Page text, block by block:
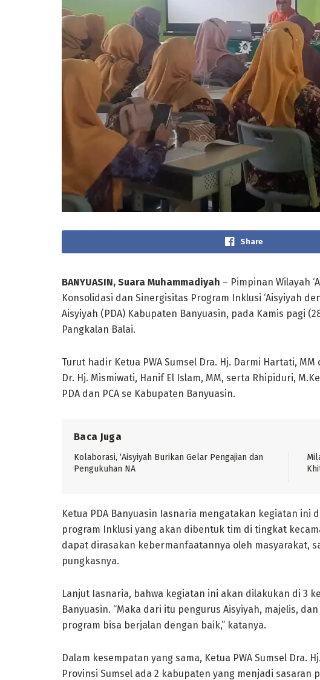
Share
BANYUASIN, Suara Muhammadiyah – Pimpinan Wilayah
Konsolidasi dan Sinergisitas Program Inklusi ‘Aisyiyah
Aisyiyah (PDA) Kabupaten Banyuasin, pada Kamis pagi
Pangkalan Balai.
Turut hadir Ketua PWA Sumsel Dra. Hj. Darmi Hartati,
Dr. Hj. Mismiwati, Hanif El Islam, MM, serta Rhipiduri,
PDA dan PCA se Kabupaten Banyuasin.
Baca Juga
Kolaborasi, ‘Aisyiyah Burikan Gelar Pengajian dan
Pengukuhan NA
Ketua PDA Banyuasin Iasnaria mengatakan kegiatan ini
program Inklusi yang akan dibentuk tim di tingkat
dapat dirasakan kebermanfaatannya oleh masyarakat,
pungkasnya.
Lanjut Iasnaria, bahwa kegiatan ini akan dilakukan di 3
Banyuasin. “Maka dari itu pengurus Aisyiyah, majelis,
program bisa berjalan dengan baik,” katanya.
Dalam kesempatan yang sama, Ketua PWA Sumsel Dra.
Provinsi Sumsel ada 2 kabupaten yang menjadi